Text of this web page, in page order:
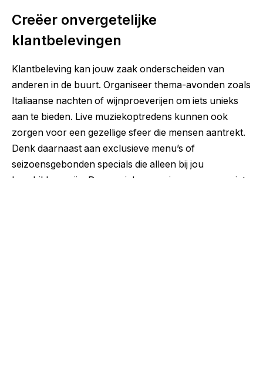
Creëer onvergetelijke
klantbelevingen
Klantbeleving kan jouw zaak onderscheiden van
anderen in de buurt. Organiseer thema-avonden zoals
Italiaanse nachten of wijnproeverijen om iets unieks
aan te bieden. Live muziekoptredens kunnen ook
zorgen voor een gezellige sfeer die mensen aantrekt.
Denk daarnaast aan exclusieve menu’s of
seizoensgebonden specials die alleen bij jou
beschikbaar zijn. Deze unieke ervaringen zorgen niet